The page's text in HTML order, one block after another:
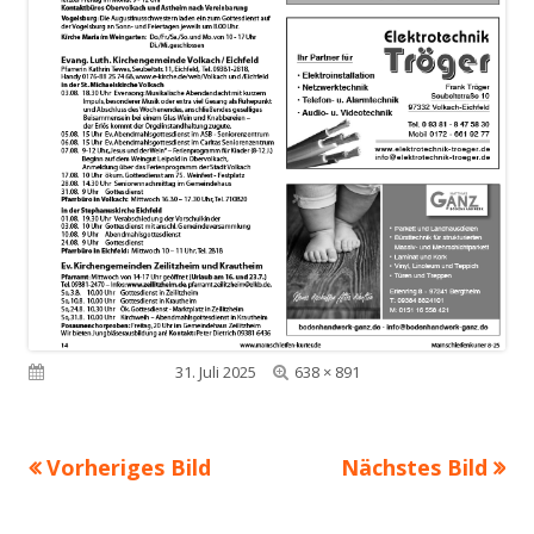
Veröffentlicht am31. Juli 2025
Volle
638 × 891
Vorheriges Bild Nächstes Bild